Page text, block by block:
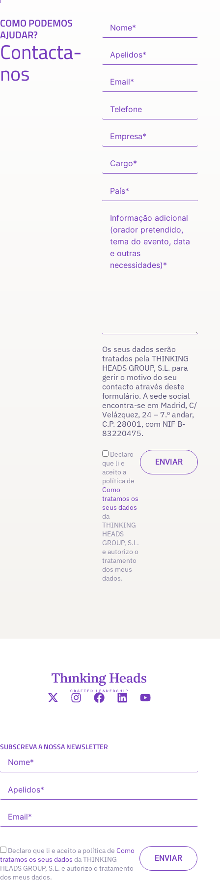
COMO PODEMOS
AJUDAR?
Contacta-
nos
Os seus dados serão
tratados pela THINKING
HEADS GROUP, S.L. para
gerir o motivo do seu
contacto através deste
formulário. A sede social
encontra-se em Madrid, C/
Velázquez, 24 – 7.º andar,
C.P. 28001, com NIF B-
83220475.
Declaro
que li e
aceito a
política de
Como
tratamos os
seus dados
da
THINKING
HEADS
GROUP, S.L.
e autorizo o
tratamento
dos meus
dados.
SUBSCREVA A NOSSA NEWSLETTER
Declaro que li e aceito a política de Como
tratamos os seus dados da THINKING
HEADS GROUP, S.L. e autorizo o tratamento
dos meus dados.